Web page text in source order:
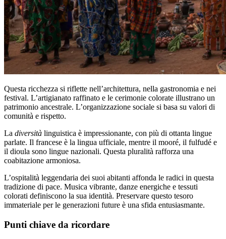
Questa ricchezza si riflette nell’architettura, nella gastronomia e nei
festival. L’artigianato raffinato e le cerimonie colorate illustrano un
patrimonio ancestrale. L’organizzazione sociale si basa su valori di
comunità e rispetto.
La diversità linguistica è impressionante, con più di ottanta lingue
parlate. Il francese è la lingua ufficiale, mentre il mooré, il fulfudé e
il dioula sono lingue nazionali. Questa pluralità rafforza una
coabitazione armoniosa.
L’ospitalità leggendaria dei suoi abitanti affonda le radici in questa
tradizione di pace. Musica vibrante, danze energiche e tessuti
colorati definiscono la sua identità. Preservare questo tesoro
immateriale per le generazioni future è una sfida entusiasmante.
Punti chiave da ricordare